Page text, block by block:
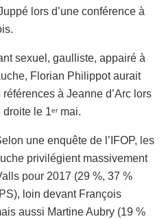
lors d’une conférence à
sexuel, gaulliste, appairé à
Florian Philippotaurait
à Jeanne d’Arc lors
droite le 1ermai.
une enquête de l’IFOP, les
privilégient massivement
pour 2017 (29 %, 37 %
loin devant François
aussi Martine Aubry (19 %